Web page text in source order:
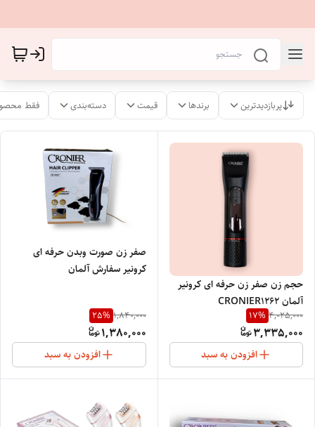
پربازدیدترین برندها قیمت دسته‌بندی فقط
حجم زن صفر زن حرفه ای کرونیر
آلمان CRONIER1262
4,025,000
17%
3,335,000
افزودن به سبد
صفر زن صورت وبدن حرفه ای
کرونیر سفارش آلمان
1,840,000
25%
1,380,000
افزودن به سبد